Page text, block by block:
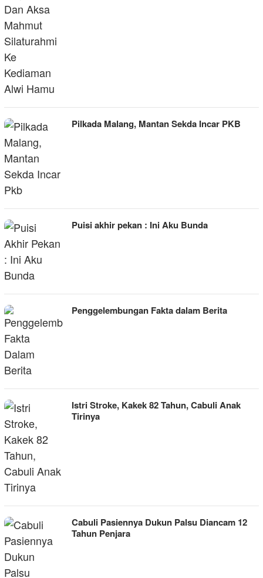
Pilkada Malang, Mantan Sekda Incar PKB
Puisi akhir pekan : Ini Aku Bunda
Penggelembungan Fakta dalam Berita
Istri Stroke, Kakek 82 Tahun, Cabuli Anak
Tirinya
Cabuli Pasiennya Dukun Palsu Diancam 12
Tahun Penjara